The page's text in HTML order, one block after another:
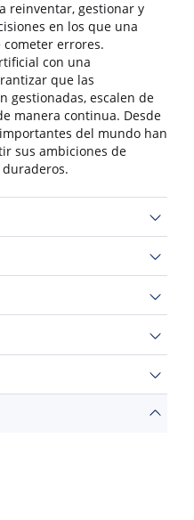
reinventar, gestionar y
en los que una
errores.
con una
que las
gestionadas, escalen de
manera continua. Desde
del mundo han
sus ambiciones de